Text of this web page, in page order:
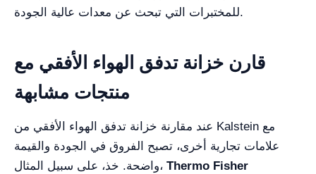
للمختبرات التي تبحث عن معدات عالية الجودة.
قارن خزانة تدفق الهواء الأفقي مع
منتجات مشابهة
عند مقارنة خزانة تدفق الهواء الأفقي من Kalstein مع
علامات تجارية أخرى، تصبح الفروق في الجودة والقيمة
واضحة. خذ، على سبيل المثال، Thermo Fisher